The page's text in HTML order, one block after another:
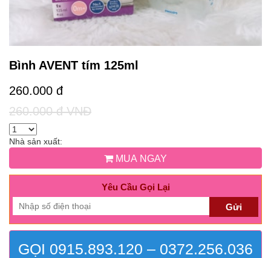
Bình AVENT tím 125ml
260.000 đ
260.000 đ VNĐ
Nhà sản xuất:
MUA NGAY
Yêu Cầu Gọi Lại
Gửi
GỌI 0915.893.120 – 0372.256.036